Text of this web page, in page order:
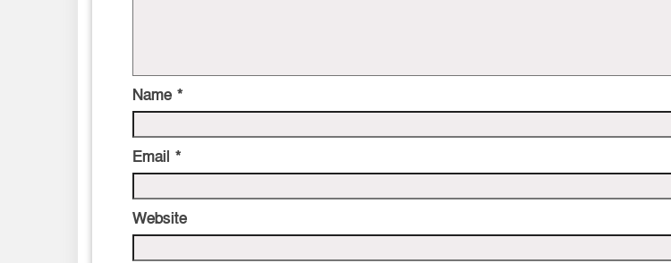
Name *
Email *
Website